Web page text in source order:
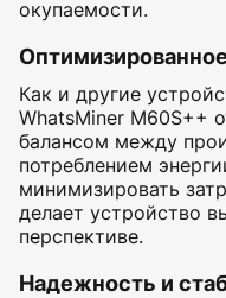
окупаемости.
Как и другие
WhatsMiner M60S++
балансом между
потреблением
минимизировать
делает устройство
перспективе.
Надежность и